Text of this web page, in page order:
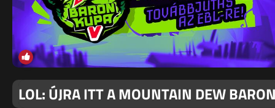
LOL: ÚJRA ITT A MOUNTAIN DEW